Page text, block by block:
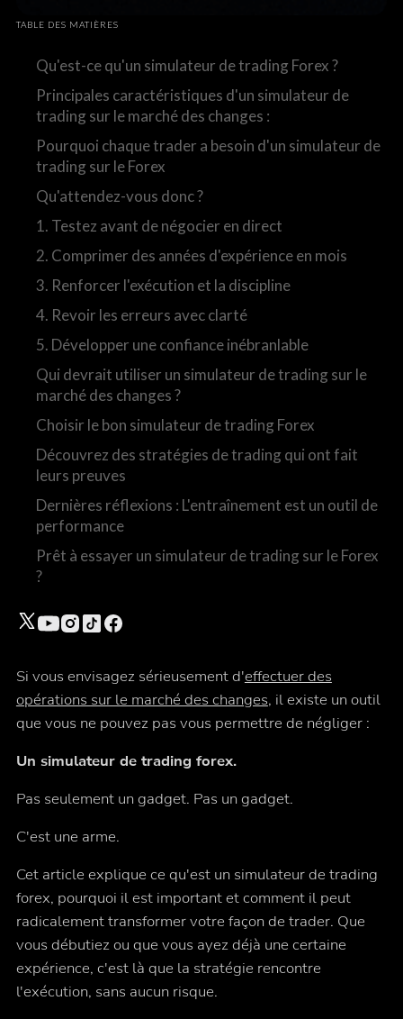
Si vous envisagez sérieusement d'effectuer des
opérations sur le marché des changes, il existe un outil
que vous ne pouvez pas vous permettre de négliger :
Un simulateur de trading forex.
Pas seulement un gadget. Pas un gadget.
C'est une arme.
Cet article explique ce qu'est un simulateur de trading
forex, pourquoi il est important et comment il peut
radicalement transformer votre façon de trader. Que
vous débutiez ou que vous ayez déjà une certaine
expérience, c'est là que la stratégie rencontre
l'exécution, sans aucun risque.
TABLE DES MATIÈRES
Qu'est-ce qu'un simulateur de trading Forex ?
Principales caractéristiques d'un simulateur de
trading sur le marché des changes :
Pourquoi chaque trader a besoin d'un simulateur de
trading sur le Forex
Qu'attendez-vous donc ?
1. Testez avant de négocier en direct
2. Comprimer des années d'expérience en mois
3. Renforcer l'exécution et la discipline
4. Revoir les erreurs avec clarté
5. Développer une confiance inébranlable
Qui devrait utiliser un simulateur de trading sur le
marché des changes ?
Choisir le bon simulateur de trading Forex
Découvrez des stratégies de trading qui ont fait
leurs preuves
Dernières réflexions : L'entraînement est un outil de
performance
Prêt à essayer un simulateur de trading sur le Forex
?